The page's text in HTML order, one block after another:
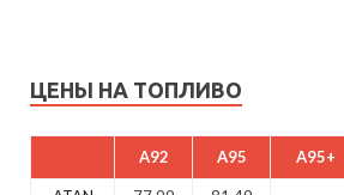
ЦЕНЫ НА ТОПЛИВО
A92 A95 A95+